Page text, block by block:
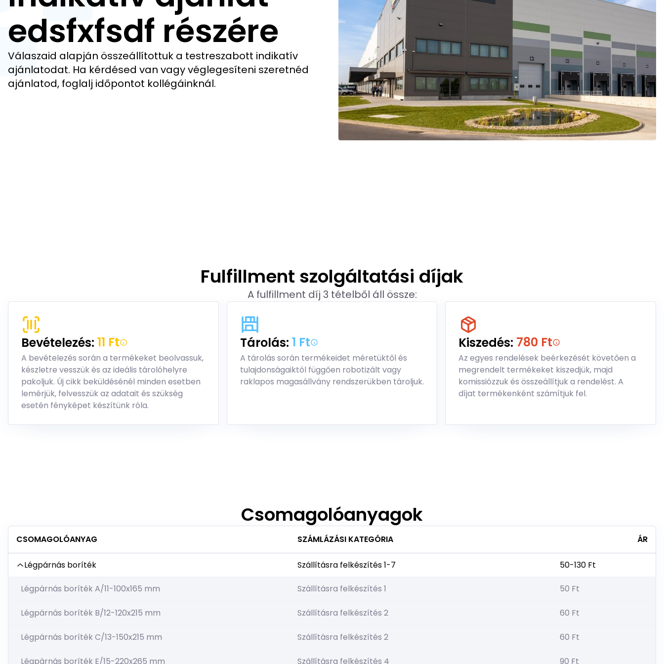
edsfxfsdf részére
Válaszaid alapján összeállítottuk a testreszabott indikatív
ajánlatodat. Ha kérdésed van vagy véglegesíteni szeretnéd
ajánlatod, foglalj időpontot kollégáinknál.
Fulfillment szolgáltatási díjak
A fulfillment díj 3 tételből áll össze:
Bevételezés: 11 Ft
A bevételezés során a termékeket beolvassuk,
készletre vesszük és az ideális tárolóhelyre
pakoljuk. Új cikk beküldésénél minden esetben
lemérjük, felvesszük az adatait és szükség
esetén fényképet készítünk róla.
Tárolás: 1 Ft
A tárolás során termékeidet méretüktől és
tulajdonságaiktól függően robotizált vagy
raklapos magasállvány rendszerükben tároljuk.
Kiszedés: 780 Ft
Az egyes rendelések beérkezését követően a
megrendelt termékeket kiszedjük, majd
komissiózzuk és összeállítjuk a rendelést. A
díjat termékenként számítjuk fel.
Csomagolóanyagok
CSOMAGOLÓANYAG SZÁMLÁZÁSI KATEGÓRIA ÁR
Légpárnás boríték Szállításra felkészítés 1-7 50-130 Ft
Légpárnás boríték A/11-100x165 mm Szállításra felkészítés 1 50 Ft
Légpárnás boríték B/12-120x215 mm Szállításra felkészítés 2 60 Ft
Légpárnás boríték C/13-150x215 mm Szállításra felkészítés 2 60 Ft
Légpárnás boríték E/15-220x265 mm Szállításra felkészítés 4 90 Ft